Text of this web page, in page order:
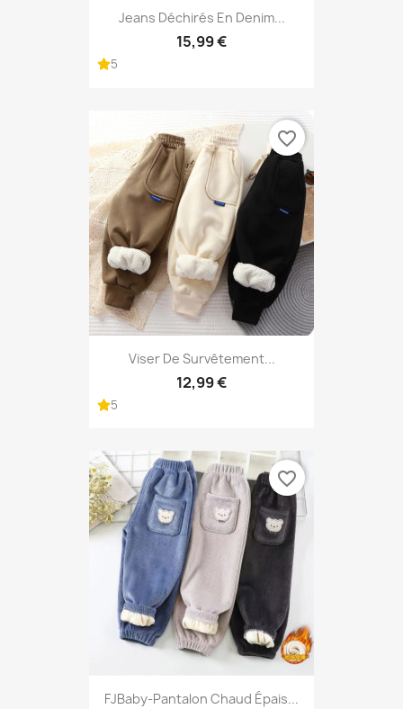
Jeans Déchirés En Denim...
15,99 €
5
Viser De Survêtement...
12,99 €
5
favorite_border
FJBaby-Pantalon Chaud Épais...
favorite_border